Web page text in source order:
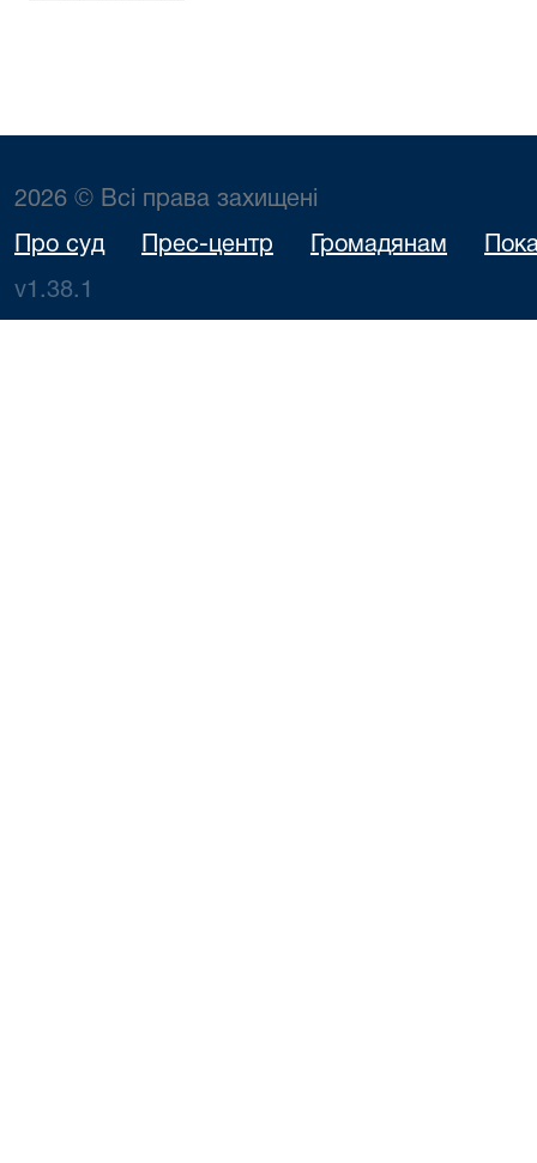
2026 © Всі права захищені
Про суд Прес-центр Громадянам
v1.38.1